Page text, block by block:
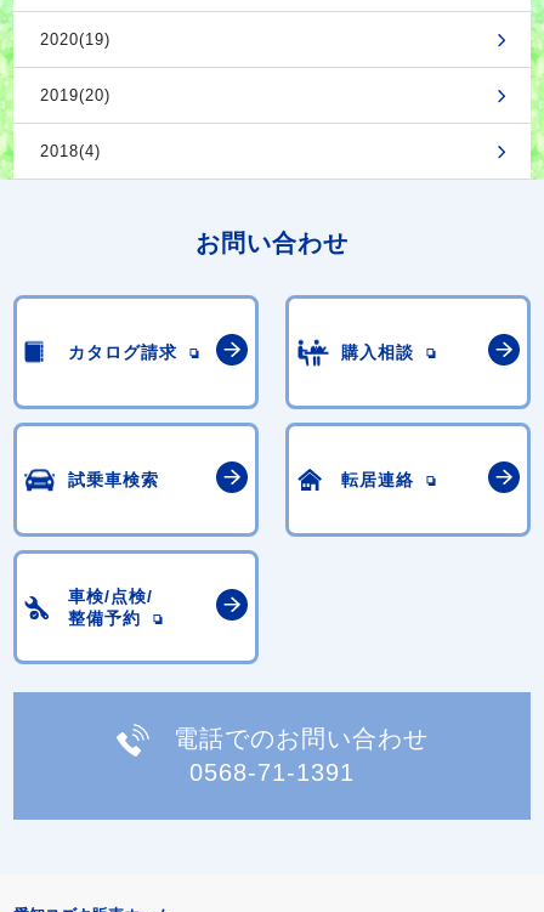
2020(19)
2019(20)
2018(4)
お問い合わせ
カタログ請求 購入相談
試乗車検索 転居連絡
車検/点検/
整備予約
電話でのお問い合わせ
0568-71-1391